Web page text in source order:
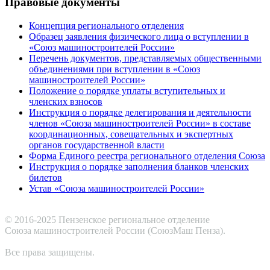
Концепция регионального отделения
Образец заявления физического лица о вступлении в
«Союз машиностроителей России»
Перечень документов, представляемых общественными
объединениями при вступлении в «Союз
машиностроителей России»
Положение о порядке уплаты вступительных и
членских взносов
Инструкция о порядке делегирования и деятельности
членов «Союза машиностроителей России» в составе
координационных, совещательных и экспертных
органов государственной власти
Форма Единого реестра регионального отделения Союза
Инструкция о порядке заполнения бланков членских
билетов
Устав «Союза машиностроителей России»
© 2016-2025 Пензенское региональное отделение
Cоюза машиностроителей России (СоюзМаш Пенза).
Все права защищены.